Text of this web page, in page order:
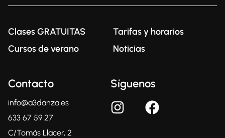
Clases GRATUITAS
Cursos de verano
Tarifas y horarios
Noticias
Contacto
info@a3danza.es
633 67 59 27
C/Tomás Llacer, 2
Síguenos